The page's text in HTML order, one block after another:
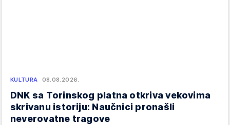
KULTURA 08.08.2026.
DNK sa Torinskog platna otkriva vekovima
skrivanu istoriju: Naučnici pronašli
neverovatne tragove